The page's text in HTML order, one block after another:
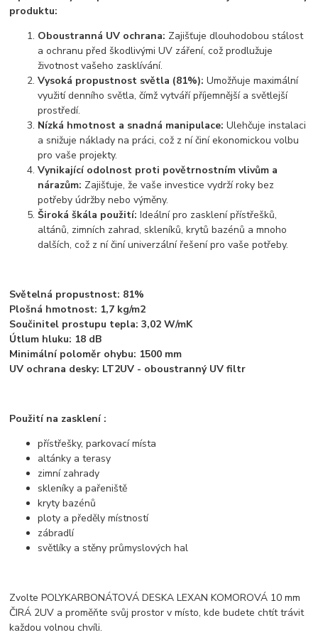
produktu:
Oboustranná UV ochrana: Zajišťuje dlouhodobou stálost
a ochranu před škodlivými UV záření, což prodlužuje
životnost vašeho zasklívání.
Vysoká propustnost světla (81%): Umožňuje maximální
využití denního světla, čímž vytváří příjemnější a světlejší
prostředí.
Nízká hmotnost a snadná manipulace: Ulehčuje instalaci
a snižuje náklady na práci, což z ní činí ekonomickou volbu
pro vaše projekty.
Vynikající odolnost proti povětrnostním vlivům a
nárazům: Zajišťuje, že vaše investice vydrží roky bez
potřeby údržby nebo výměny.
Široká škála použití: Ideální pro zasklení přístřešků,
altánů, zimních zahrad, skleníků, krytů bazénů a mnoho
dalších, což z ní činí univerzální řešení pro vaše potřeby.
Světelná propustnost: 81%
Plošná hmotnost: 1,7 kg/m2
Součinitel prostupu tepla: 3,02 W/mK
Útlum hluku: 18 dB
Minimální poloměr ohybu: 1500 mm
UV ochrana desky: LT2UV - oboustranný UV filtr
Použití na zasklení :
přístřešky, parkovací místa
altánky a terasy
zimní zahrady
skleníky a pařeniště
kryty bazénů
ploty a předěly místností
zábradlí
světlíky a stěny průmyslových hal
Zvolte POLYKARBONÁTOVÁ DESKA LEXAN KOMOROVÁ 10 mm
ČIRÁ 2UV a proměňte svůj prostor v místo, kde budete chtít trávit
každou volnou chvíli.